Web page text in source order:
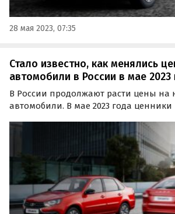
28 мая 2023, 07:35
Стало известно, как менялись
автомобили в России в мае 2023
В России продолжают расти цены на
автомобили. В мае 2023 года
китайских и один российский,
дня». В числе первых цены на свои
«АвтоВАЗ».